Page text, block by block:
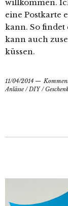
willkommen.
eine Postkarte
kann. So
kann auch
küssen.
11/04/2014
Anlässe /DIY/